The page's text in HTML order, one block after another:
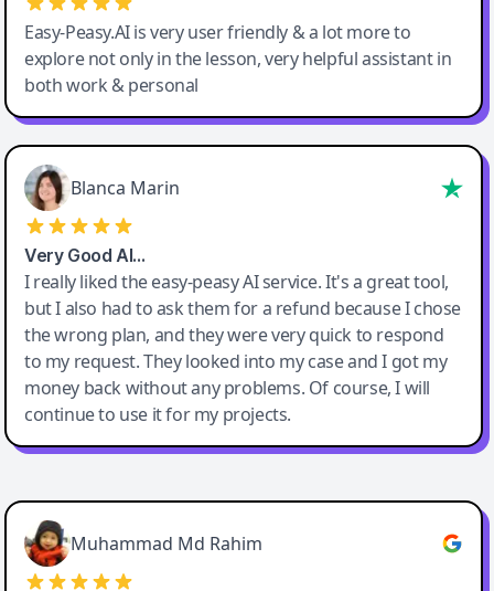
Easy-Peasy.AI is very user friendly & a lot more to
explore not only in the lesson, very helpful assistant in
both work & personal
Blanca Marin
Very Good AI…
I really liked the easy-peasy AI service. It's a great tool,
but I also had to ask them for a refund because I chose
the wrong plan, and they were very quick to respond
to my request. They looked into my case and I got my
money back without any problems. Of course, I will
continue to use it for my projects.
Easy-Peasy AI
Muhammad Md Rahim